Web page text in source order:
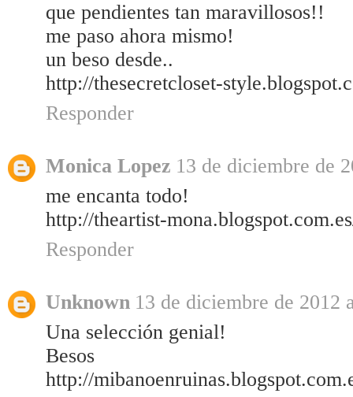
que pendientes tan maravillosos!!
me paso ahora mismo!
un beso desde..
http://thesecretcloset-
Responder
Monica Lopez 13 de diciembre de
me encanta todo!
http://theartist-
Responder
Unknown 13 de diciembre de 2012
Una selección genial!
Besos
http://